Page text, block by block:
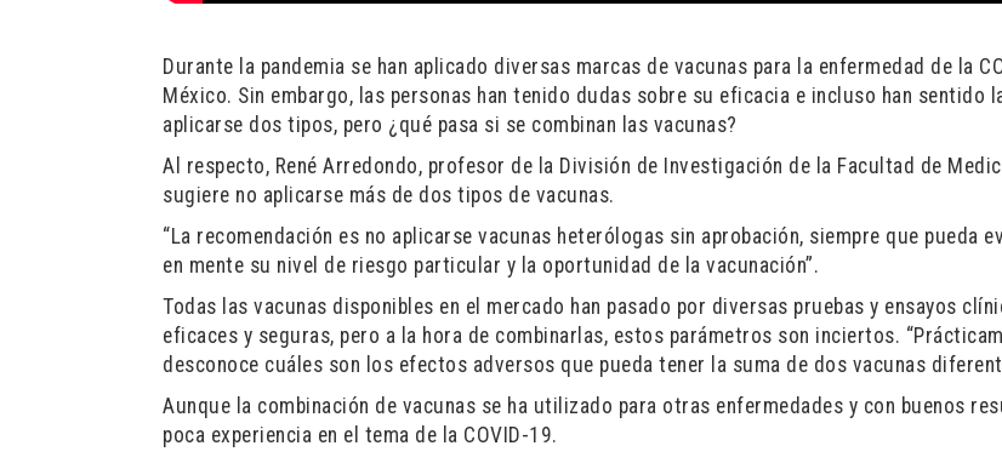
Durante la pandemia se han aplicado diversas marcas de vacunas para la enfermedad de la
México. Sin embargo, las personas han tenido dudas sobre su eficacia e incluso han sentido
aplicarse dos tipos, pero ¿qué pasa si se combinan las vacunas?
Al respecto, René Arredondo, profesor de la División de Investigación de la Facultad de
sugiere no aplicarse más de dos tipos de vacunas.
“La recomendación es no aplicarse vacunas heterólogas sin aprobación, siempre que pueda
en mente su nivel de riesgo particular y la oportunidad de la vacunación”.
Todas las vacunas disponibles en el mercado han pasado por diversas pruebas y ensayos
eficaces y seguras, pero a la hora de combinarlas, estos parámetros son inciertos.
desconoce cuáles son los efectos adversos que pueda tener la suma de dos vacunas
Aunque la combinación de vacunas se ha utilizado para otras enfermedades y con buenos
poca experiencia en el tema de la COVID-19.